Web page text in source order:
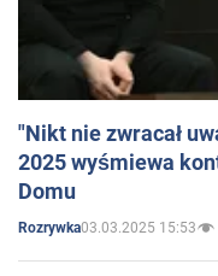
"Nikt nie zwracał
2025 wyśmiewa
Domu
Rozrywka03.03.2025 15:53